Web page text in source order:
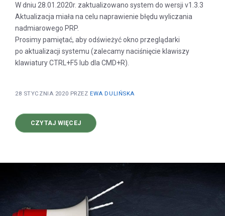
W dniu 28.01.2020r. zaktualizowano system do wersji v1.3.3
Aktualizacja miała na celu naprawienie błędu wyliczania
nadmiarowego PRP.
Prosimy pamiętać, aby odświeżyć okno przeglądarki
po aktualizacji systemu (zalecamy naciśnięcie klawiszy
klawiatury CTRL+F5 lub dla CMD+R).
28 STYCZNIA 2020 PRZEZEWA DULIŃSKA
CZYTAJ WIĘCEJO
AKTUALIZACJA
SYSTEMU